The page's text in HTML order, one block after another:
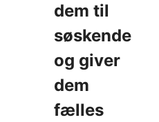
dem til
søskende
og giver
dem
fælles